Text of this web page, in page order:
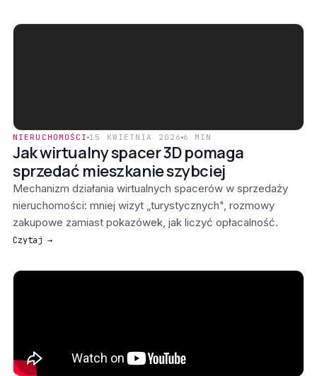
NIERUCHOMOŚCI 15 KWIETNIA 2026 6 MIN
Jak wirtualny spacer 3D pomaga
sprzedać mieszkanie szybciej
Mechanizm działania wirtualnych spacerów w sprzedaży
nieruchomości: mniej wizyt „turystycznych", rozmowy
zakupowe zamiast pokazówek, jak liczyć opłacalność.
Czytaj →